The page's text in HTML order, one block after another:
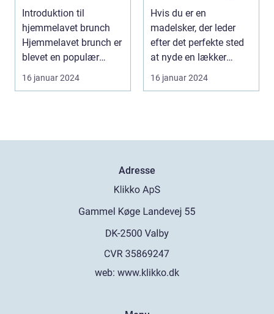
perfekte
weekendmorgen
Introduktion til
hjemmelavet brunch
Hjemmelavet brunch er
blevet en populær
tradition for mange
16 januar 2024
Historie
Hvis du er en
madelsker, der leder
efter det perfekte sted
at nyde en lækker
brunch i Valby, så er d...
16 januar 2024
Adresse
web: www.klikko.dk